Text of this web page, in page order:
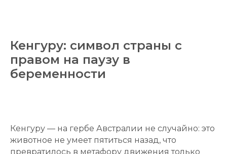
Кенгуру: символ страны с
правом на паузу в
беременности
Кенгуру — на гербе Австралии не случайно: это
животное не умеет пятиться назад, что
превратилось в метафору движения только